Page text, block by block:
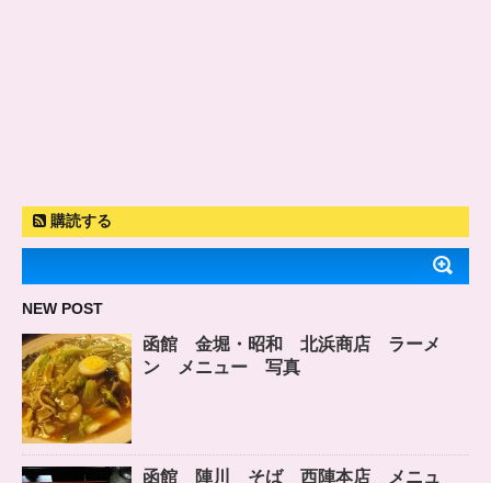
購読する
NEW POST
函館 金堀・昭和 北浜商店 ラーメ
ン メニュー 写真
函館 陣川 そば 西陣本店 メニュ